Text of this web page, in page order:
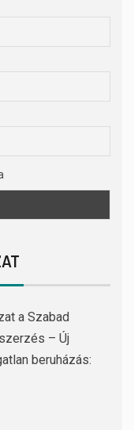
a Szabad
– Új
beruházás: